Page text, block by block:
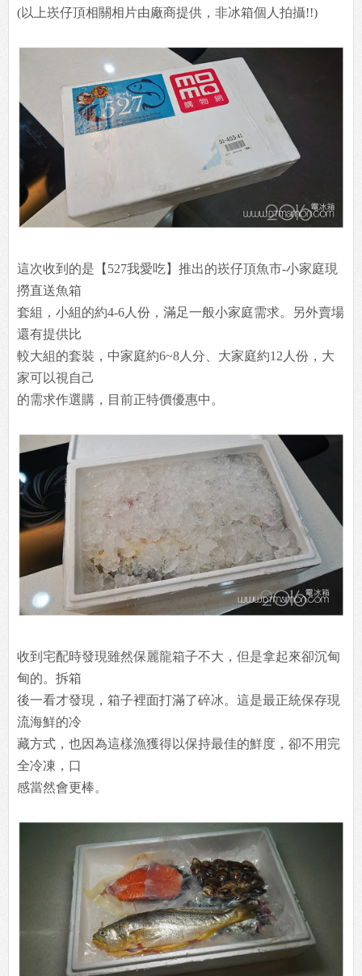
(以上崁仔頂相關相片由廠商提供，非冰箱個人拍攝!!)
這次收到的是【527我愛吃】推出的崁仔頂魚市-小家庭現
撈直送魚箱
套組，小組的約4-6人份，滿足一般小家庭需求。另外賣場
還有提供比
較大組的套裝，中家庭約6~8人分、大家庭約12人份，大
家可以視自己
的需求作選購，目前正特價優惠中。
收到宅配時發現雖然保麗龍箱子不大，但是拿起來卻沉甸
甸的。拆箱
後一看才發現，箱子裡面打滿了碎冰。這是最正統保存現
流海鮮的冷
藏方式，也因為這樣漁獲得以保持最佳的鮮度，卻不用完
全冷凍，口
感當然會更棒。